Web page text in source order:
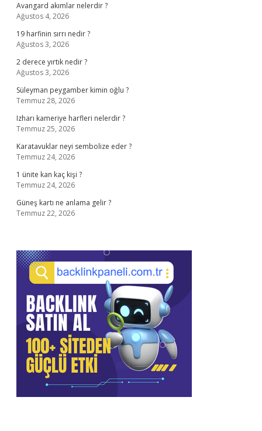
Avangard akımlar nelerdir ?
Ağustos 4, 2026
19 harfinin sırrı nedir ?
Ağustos 3, 2026
2 derece yırtık nedir ?
Ağustos 3, 2026
Süleyman peygamber kimin oğlu ?
Temmuz 28, 2026
Izharı kameriye harfleri nelerdir ?
Temmuz 25, 2026
Karatavuklar neyi sembolize eder ?
Temmuz 24, 2026
1 ünite kan kaç kişi ?
Temmuz 24, 2026
Güneş kartı ne anlama gelir ?
Temmuz 22, 2026